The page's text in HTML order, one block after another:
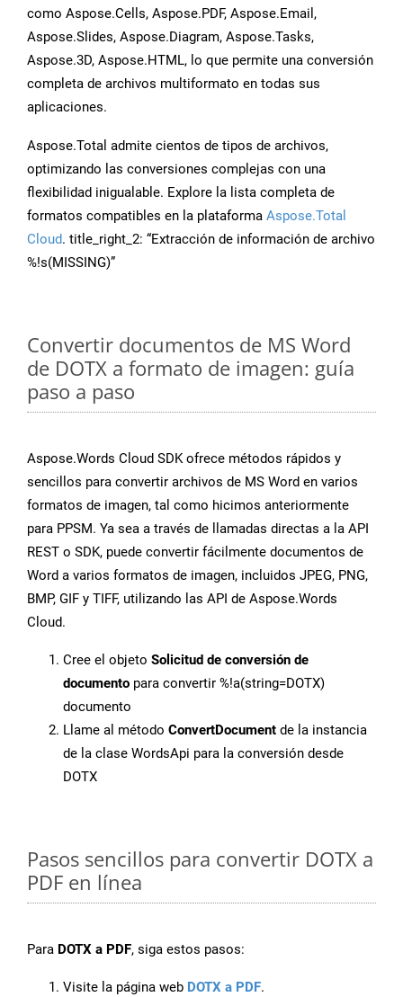
como Aspose.Cells, Aspose.PDF, Aspose.Email,
Aspose.Slides, Aspose.Diagram, Aspose.Tasks,
Aspose.3D, Aspose.HTML, lo que permite una conversión
completa de archivos multiformato en todas sus
aplicaciones.
Aspose.Total admite cientos de tipos de archivos,
optimizando las conversiones complejas con una
flexibilidad inigualable. Explore la lista completa de
formatos compatibles en la plataforma Aspose.Total
Cloud. title_right_2: “Extracción de información de archivo
%!s(MISSING)”
Convertir documentos de MS Word
de DOTX a formato de imagen: guía
paso a paso
Aspose.Words Cloud SDK ofrece métodos rápidos y
sencillos para convertir archivos de MS Word en varios
formatos de imagen, tal como hicimos anteriormente
para PPSM. Ya sea a través de llamadas directas a la API
REST o SDK, puede convertir fácilmente documentos de
Word a varios formatos de imagen, incluidos JPEG, PNG,
BMP, GIF y TIFF, utilizando las API de Aspose.Words
Cloud.
Cree el objeto Solicitud de conversión de
documento para convertir %!a(string=DOTX)
documento
Llame al método ConvertDocument de la instancia
de la clase WordsApi para la conversión desde
DOTX
Pasos sencillos para convertir DOTX a
PDF en línea
Para DOTX a PDF, siga estos pasos:
Visite la página web DOTX a PDF.